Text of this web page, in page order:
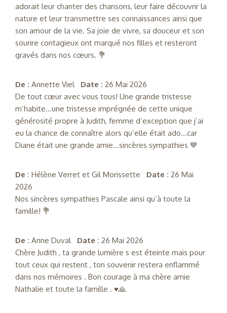
adorait leur chanter des chansons, leur faire découvrir la
nature et leur transmettre ses connaissances ainsi que
son amour de la vie. Sa joie de vivre, sa douceur et son
sourire contagieux ont marqué nos filles et resteront
gravés dans nos cœurs. 💐
De : Annette Viel Date : 26 Mai 2026
De tout cœur avec vous tous! Une grande tristesse
m’habite…une tristesse imprégnée de cette unique
générosité propre à Judith, femme d’exception que j’ai
eu la chance de connaître alors qu’elle était ado…car
Diane était une grande amie…sincères sympathies 💙
De : Hélène Verret et Gil Morissette Date : 26 Mai
2026
Nos sincères sympathies Pascale ainsi qu’à toute la
famille! 💐
De : Anne Duval Date : 26 Mai 2026
Chère Judith , ta grande lumière s est éteinte mais pour
tout ceux qui restent , ton souvenir restera enflammé
dans nos mémoires . Bon courage à ma chère amie
Nathalie et toute la famille . ♥️🙏